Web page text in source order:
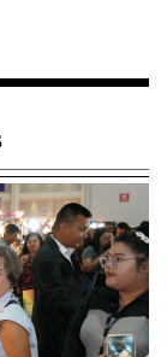
ารตำรวจแห่ง
าธิการ
ารสถาบันเพื่อ
น)
การค้าแห่ง
ระเทศไทย
ย